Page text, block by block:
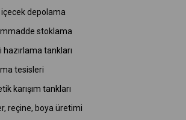
içecek depolama
stoklama
hazırlama tankları
tesisleri
karışım tankları
reçine, boya üretimi